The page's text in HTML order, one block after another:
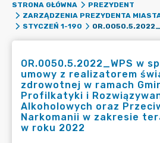
STRONA GŁÓWNA
PREZYDENT
ZARZĄDZENIA PREZYDENTA
STYCZEŃ 1-190
OR.0050.5.2022_WPS w
umowy z realizatorem
zdrowotnej w ramach
Profilkatyki i
Alkoholowych oraz
Narkomanii w zakresie
w roku 2022